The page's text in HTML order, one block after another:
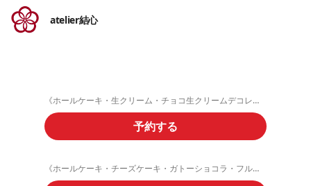
atelier結心
《ホールケーキ・生クリーム・チョコ生クリームデコレーション》ご予約フォーム
予約する
《ホールケーキ・チーズケーキ・ガトーショコラ・フルーツタルト》ご予約